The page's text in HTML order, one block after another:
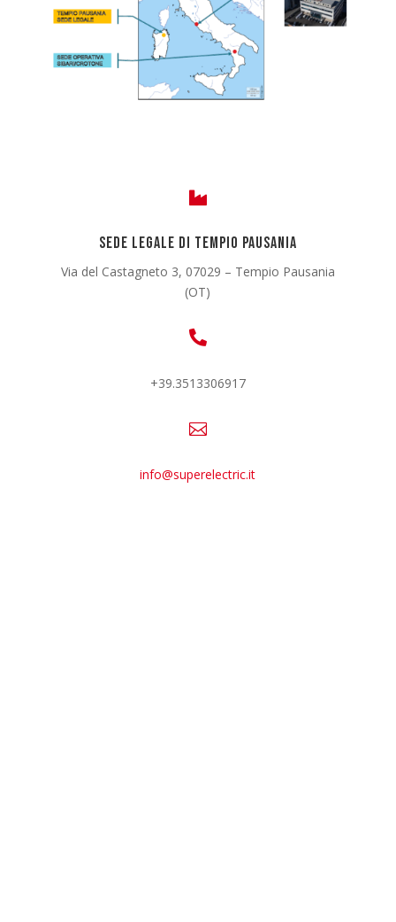

Sede legale di Tempio Pausania
Via del Castagneto 3, 07029 – Tempio Pausania
(OT)

+39.3513306917

info@superelectric.it